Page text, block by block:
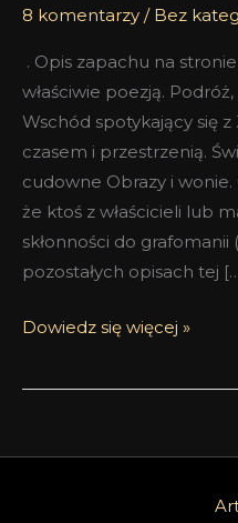
8 komentarzy / Bez
. Opis zapachu na
właściwie poezją.
Wschód spotykający się
czasem i przestrzenią.
cudowne Obrazy i
że ktoś z właścicieli lub
skłonności do
pozostałych opisach tej
Dowiedz się więcej »